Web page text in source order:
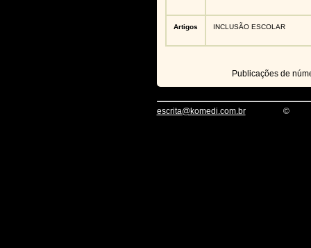
Artigos INCLUSÃO ESCOLAR
Publicações de
escrita@komedi.com.br ©